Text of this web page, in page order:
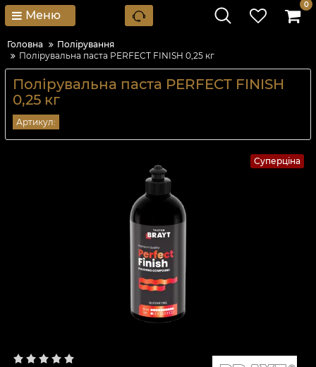
Меню
0
Головна
Полірування
Полірувальна паста PERFECT FINISH 0,25 кг
Полірувальна паста PERFECT FINISH
0,25 кг
Артикул:
Суперціна